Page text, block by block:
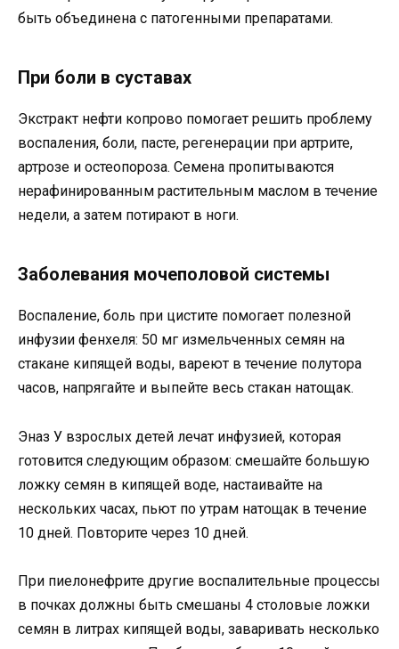
быть объединена с патогенными препаратами.
При боли в суставах
Экстракт нефти копрово помогает решить проблему
воспаления, боли, пасте, регенерации при артрите,
артрозе и остеопороза. Семена пропитываются
нерафинированным растительным маслом в течение
недели, а затем потирают в ноги.
Заболевания мочеполовой системы
Воспаление, боль при цистите помогает полезной
инфузии фенхеля: 50 мг измельченных семян на
стакане кипящей воды, вареют в течение полутора
часов, напрягайте и выпейте весь стакан натощак.
Эназ У взрослых детей лечат инфузией, которая
готовится следующим образом: смешайте большую
ложку семян в кипящей воде, настаивайте на
нескольких часах, пьют по утрам натощак в течение
10 дней. Повторите через 10 дней.
При пиелонефрите другие воспалительные процессы
в почках должны быть смешаны 4 столовые ложки
семян в литрах кипящей воды, заваривать несколько